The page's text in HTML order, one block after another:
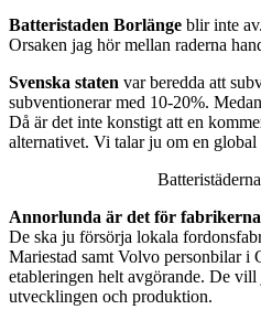
Batteristaden Borlänge blir inte
Orsaken jag hör mellan raderna
Svenska staten var beredda att
subventionerar med 10-20%.
Då är det inte konstigt att en
alternativet. Vi talar ju om en global
Annorlunda är det för
De ska ju försörja lokala
Mariestad samt Volvo personbilar i
etableringen helt avgörande. De
utvecklingen och produktion.